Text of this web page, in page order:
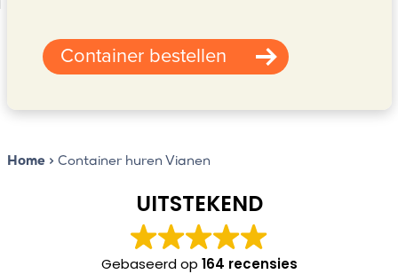
Container bestellen
Home >Container huren Vianen
UITSTEKEND
Gebaseerd op 164 recensies